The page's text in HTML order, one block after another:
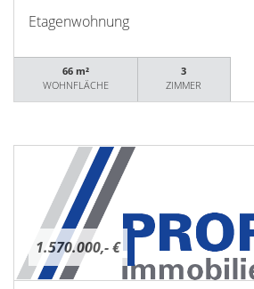
Etagenwohnung
66 m²
WOHNFLÄCHE
3
ZIMMER
1.570.000,- €